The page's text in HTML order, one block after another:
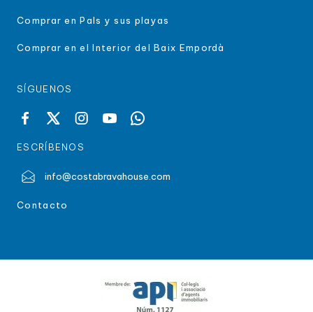
Comprar en Pals y sus playas
Comprar en el Interior del Baix Empordà
SÍGUENOS
ESCRÍBENOS
info@costabravahouse.com
Contacto